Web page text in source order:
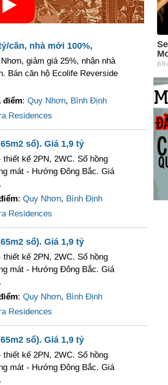
căn, nhà mới 100%,
giảm giá 25%, nhận nhà
Bán căn hộ Ecolife Reverside
điểm: Quy Nhơn, Bình Định
Residences
sổ). Giá 1,9 tỷ
thiết kế 2PN, 2WC. Sổ hồng
mát - Hướng Đông Bắc. Giá
: Quy Nhơn, Bình Định
Residences
sổ). Giá 1,9 tỷ
thiết kế 2PN, 2WC. Sổ hồng
mát - Hướng Đông Bắc. Giá
: Quy Nhơn, Bình Định
Residences
sổ). Giá 1,9 tỷ
thiết kế 2PN, 2WC. Sổ hồng
mát - Hướng Đông Bắc. Giá